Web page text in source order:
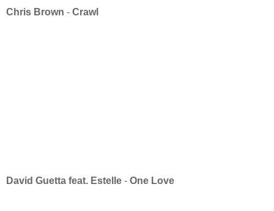
Chris Brown - Crawl
David Guetta feat. Estelle - One Love